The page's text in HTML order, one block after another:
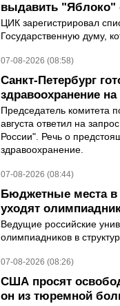
выдавить "Яблоко"
ЦИК зарегистрировал
Государственную думу,
07-08-2026 (08:58)
Санкт-Петербург
здравоохранение на
Председатель комитета
августа ответил на
России". Речь о
здравоохранение.
07-08-2026 (08:44)
Бюджетные места в
уходят
Ведущие российские
олимпиадников в
07-08-2026 (08:26)
США просят
он из тюремной